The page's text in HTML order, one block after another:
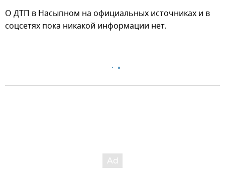
О ДТП в Насыпном на официальных источниках и в
соцсетях пока никакой информации нет.